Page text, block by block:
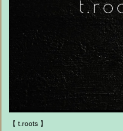
【 t.roots 】